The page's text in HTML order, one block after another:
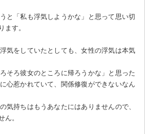
と「私も浮気しようかな」と思って思い切
ます。
気をしていたとしても、女性の浮気は本気
そろ彼女のところに帰ろうかな」と思った
心惹かれていて、関係修復ができないなん
気持ちはもうあなたにはありませんので、
ん。